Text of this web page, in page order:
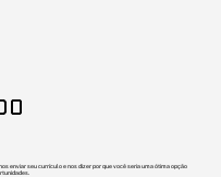
enviar seu currículo e nos dizer por que você seria uma ótima opção